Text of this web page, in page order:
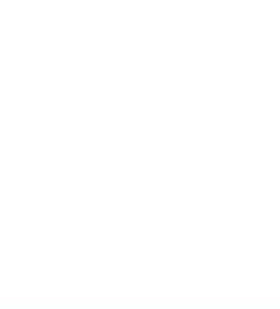
học kỳ 2 năm học 2021 - 2022
04-4-2022 đến 15-5-2022 Thời gian tổng
5-2022 đến 31-5-2022 Thời gian CVHT
khỏe đầu vào Tân sinh viên khóa 47
khích học tập học kỳ II, năm học 2021 -
nghệ truyền thống ĐHCT năm 2022
thể dục Khóa 47 (mới nhất)
quốc năm 2022 tại Trường Đại học
học kỳ 2, năm học 2021 - 2022